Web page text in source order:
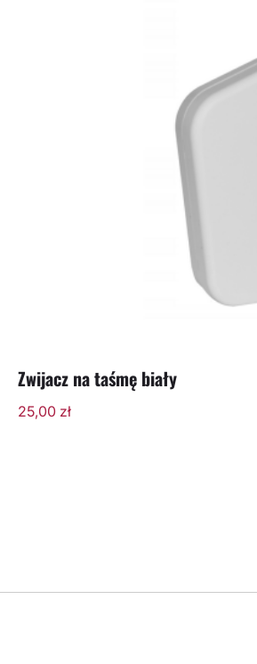
Zwijacz na taśmę biały
25,00 zł